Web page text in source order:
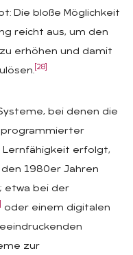
Die bloße Möglichkeit
reicht aus, um den
erhöhen und damit
[28]
bei denen die
programmierter
Lernfähigkeit erfolgt,
1980er Jahren
etwa bei der
oder einem digitalen
zur